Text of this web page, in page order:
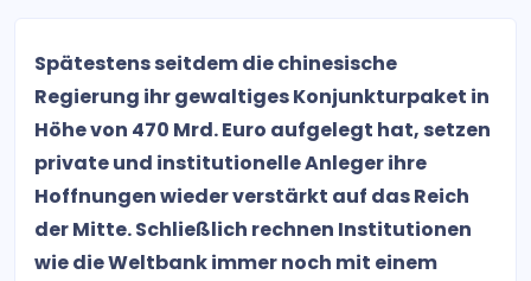
Spätestens seitdem die chinesische
Regierung ihr gewaltiges Konjunkturpaket in
Höhe von 470 Mrd. Euro aufgelegt hat, setzen
private und institutionelle Anleger ihre
Hoffnungen wieder verstärkt auf das Reich
der Mitte. Schließlich rechnen Institutionen
wie die Weltbank immer noch mit einem